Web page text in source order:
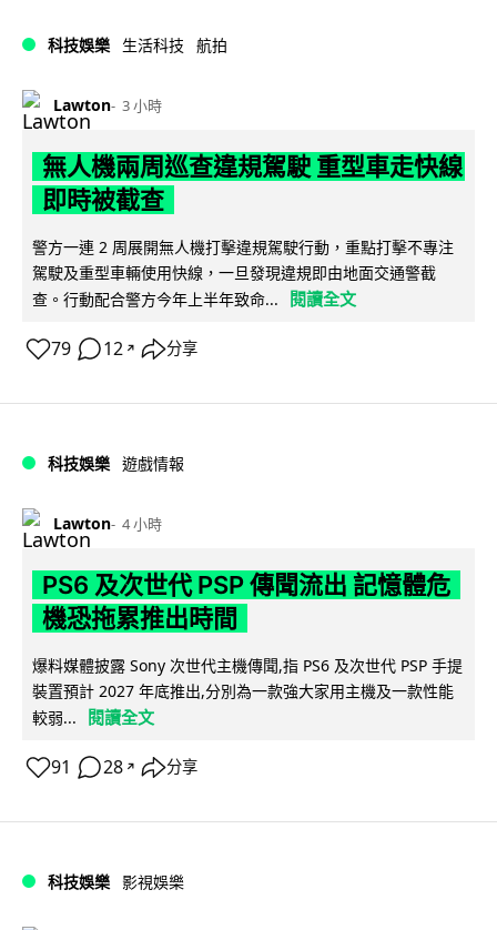
科技娛樂 生活科技 航拍
Lawton 3 小時
無人機兩周巡查違規駕駛 重型車走快線
即時被截查
警方一連 2 周展開無人機打擊違規駕駛行動，重點打擊不專注
駕駛及重型車輛使用快線，一旦發現違規即由地面交通警截
查。行動配合警方今年上半年致命...
閱讀全文
79 12 ↗ 分享
科技娛樂 遊戲情報
Lawton 4 小時
PS6 及次世代 PSP 傳聞流出 記憶體危
機恐拖累推出時間
爆料媒體披露 Sony 次世代主機傳聞,指 PS6 及次世代 PSP 手提
裝置預計 2027 年底推出,分別為一款強大家用主機及一款性能
較弱...
閱讀全文
91 28 ↗ 分享
科技娛樂 影視娛樂